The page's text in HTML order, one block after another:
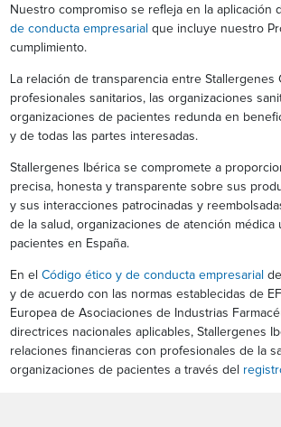
Nuestro compromiso se refleja en la aplicación
de conducta empresarial que incluye nuestro
cumplimiento.
La relación de transparencia entre Stallergenes
profesionales sanitarios, las organizaciones
organizaciones de pacientes redunda en
y de todas las partes interesadas.
Stallergenes Ibérica se compromete a
precisa, honesta y transparente sobre sus
y sus interacciones patrocinadas y
de la salud, organizaciones de atención médica
pacientes en España.
En el Código ético y de conducta empresarial
y de acuerdo con las normas establecidas de
Europea de Asociaciones de Industrias
directrices nacionales aplicables, Stallergenes
relaciones financieras con profesionales de la
organizaciones de pacientes a través del